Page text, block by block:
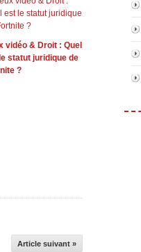
vidéo & Droit : Quel
statut juridique de
?
Article suivant »